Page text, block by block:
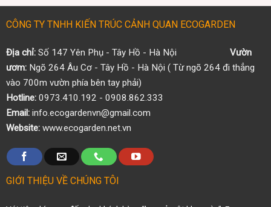
CÔNG TY TNHH KIẾN TRÚC CẢNH QUAN ECOGARDEN
Địa chỉ:Số 147 Yên Phụ - Tây Hồ - Hà Nội Vườn
ươm:Ngõ 264 Âu Cơ - Tây Hồ - Hà Nội ( Từ ngõ 264 đi thẳng
vào 700m vườn phía bên tay phải)
Hotline:0973.410.192 - 0908.862.333
Email:info.ecogardenvn@gmail.com
Website:www.ecogarden.net.vn
GIỚI THIỆU VỀ CHÚNG TÔI